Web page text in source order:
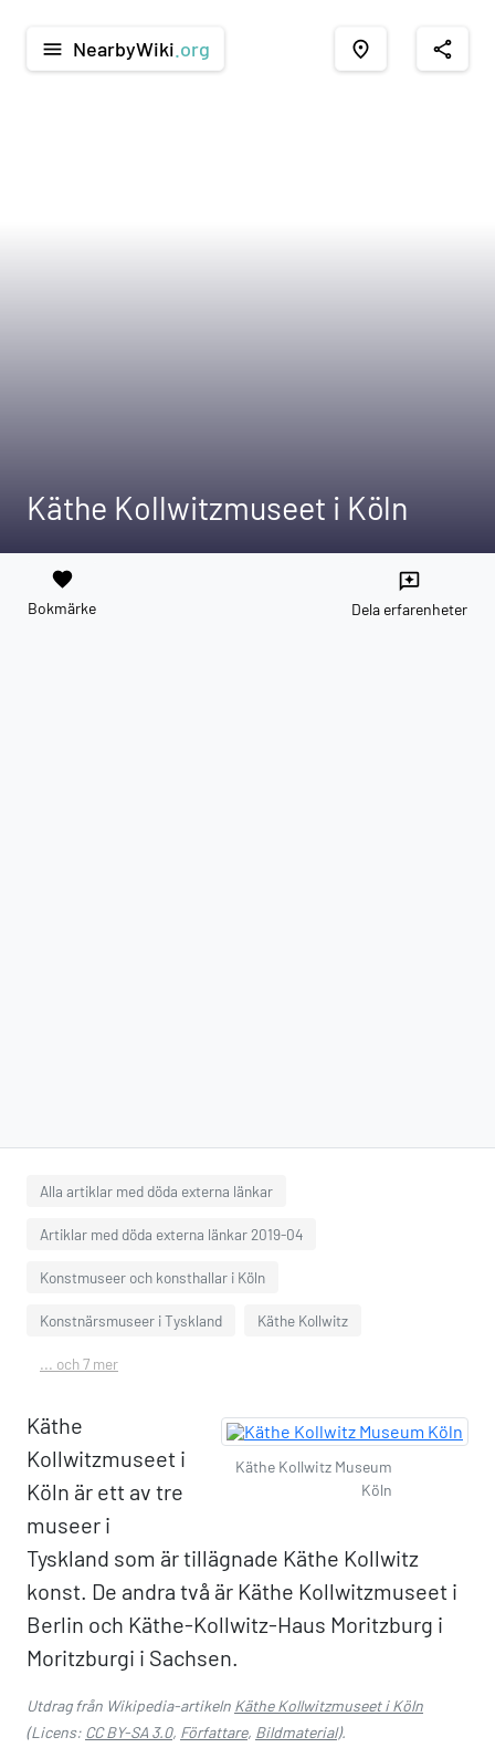
menu NearbyWiki .org place share
Käthe Kollwitzmuseet i Köln
favorite
Bokmärke
reviews
Dela erfarenheter
Alla artiklar med döda externa länkar
Artiklar med döda externa länkar 2019-04
Konstmuseer och konsthallar i Köln
Konstnärsmuseer i Tyskland Käthe Kollwitz
... och 7 mer
Käthe Kollwitz Museum
Köln
Käthe
Kollwitzmuseet i
Köln är ett av tre
museer i
Tyskland som är tillägnade Käthe Kollwitz
konst. De andra två är Käthe Kollwitzmuseet i
Berlin och Käthe-Kollwitz-Haus Moritzburg i
Moritzburgi i Sachsen.
Utdrag från Wikipedia-artikeln Käthe Kollwitzmuseet i Köln
(Licens: CC BY-SA 3.0, Författare, Bildmaterial).